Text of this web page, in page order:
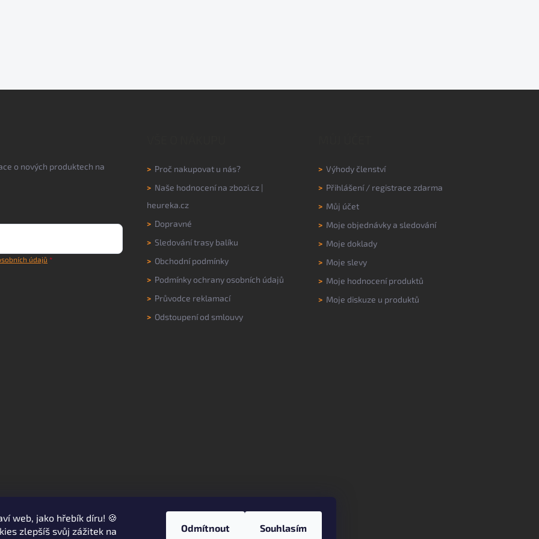
web, jako hřebík díru! 🍪
zlepšíš svůj zážitek na
Odmítnout Souhlasím
o nových produktech na
údajů
> Proč nakupovat u nás?
> Naše hodnocení na zbozi.cz |
heureka.cz
> Dopravné
> Sledování trasy balíku
> Obchodní podmínky
> Podmínky ochrany osobních údajů
> Průvodce reklamací
> Odstoupení od smlouvy
> Výhody členství
> Přihlášení/ registrace zdarma
> Můj účet
> Moje objednávky a sledování
> Moje doklady
> Moje slevy
> Moje hodnocení produktů
> Moje diskuze u produktů